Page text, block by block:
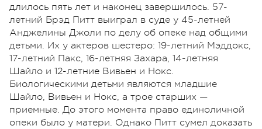
длилось пять лет и наконец завершилось. 57-
летний Брэд Питт выиграл в суде у 45-летней
Анджелины Джоли по делу об опеке над общими
детьми. Их у актеров шестеро: 19-летний Мэддокс,
17-летний Пакс, 16-летняя Захара, 14-летняя
Шайло и 12-летние Вивьен и Нокс.
Биологическими детьми являются младшие
Шайло, Вивьен и Нокс, а трое старших —
приемные. До этого момента право единоличной
опеки было у матери. Однако Питт сумел доказать